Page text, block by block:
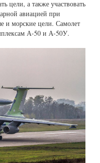
цели, а также участвовать
авиацией при
и морские цели. Самолет
А-50 и А-50У.